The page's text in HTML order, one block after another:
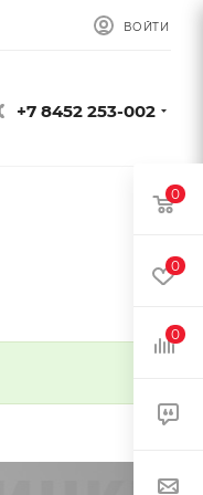
ВОЙТИ
+7 8452 253-002
0
0
0